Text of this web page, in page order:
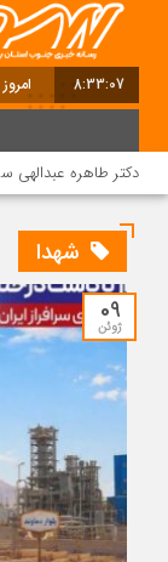
8:33:07 امروز :
دکتر طاهره عبدالهی
شهدا
09
ژوئن